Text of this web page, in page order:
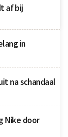
af bij
in
na schandaal
Nike door